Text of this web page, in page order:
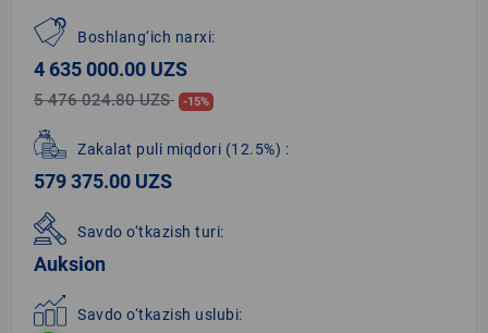
Boshlang‘ich narxi:
4 635 000.00 UZS
5 476 024.80 UZS -15%
Zakalat puli miqdori (12.5%) :
579 375.00 UZS
Savdo o‘tkazish turi:
Auksion
Savdo o‘tkazish uslubi: